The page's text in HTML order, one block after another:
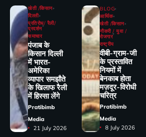
खेती /किसान
दिल्ली
प्रतिरोध/ रैली/
प्रदर्शन
समाचार
पंजाब के
किसान दिल्ली
में भारत-
अमेरिका
व्यापार समझौते
के खिलाफ रैली
में हिस्सा लेंगे
Pratibimb
Media
21 July 2026
BLOG
आर्थिक
खेती /किसान
नौकरी / युवा /
रोजगार
राष्ट्रीय
वीबी-ग्राम-जी
के प्रस्तावित
नियमों में
बेनकाब होता
मज़दूर-विरोधी
चरित्र
Pratibimb
Media
8 July 2026